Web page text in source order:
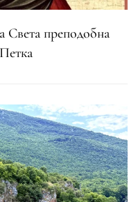
Света преподобна